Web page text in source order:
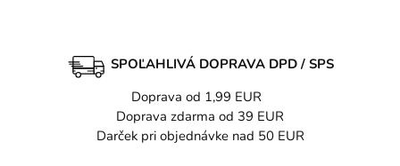
SPOĽAHLIVÁ DOPRAVA DPD / SPS
Doprava od 1,99 EUR
Doprava zdarma od 39 EUR
Darček pri objednávke nad 50 EUR